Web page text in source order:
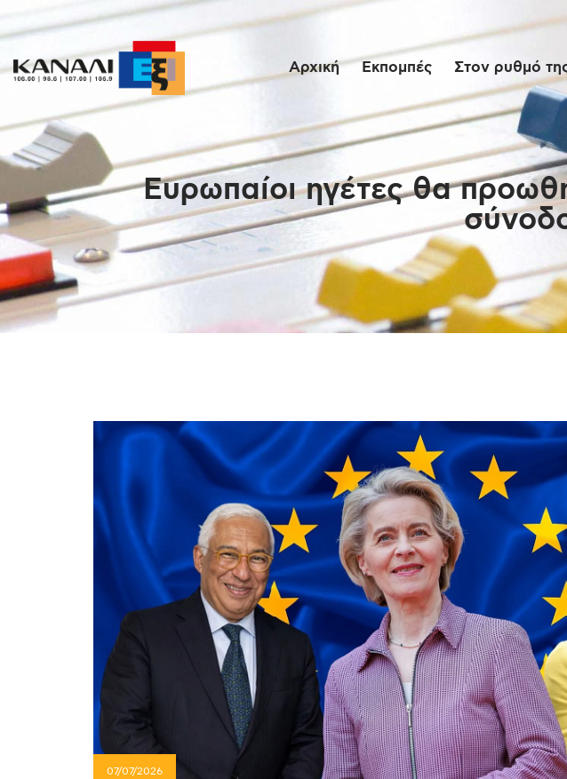
Αρχική Εκπομπές Στον ρυθμό
Ευρωπαίοι ηγέτες θα
Αρχική
Εκπομπές
Στον
μέρας
Ένθετα
Links
07/07/2026